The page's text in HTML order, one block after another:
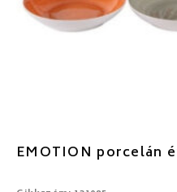
EMOTION porcelán